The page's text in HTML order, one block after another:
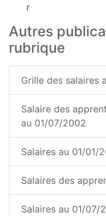
r
Autres
rubrique
Grille des salaires
Salaire des
au 01/07/2002
Salaires au 01/01/
Salaires des
Salaires au 01/07/